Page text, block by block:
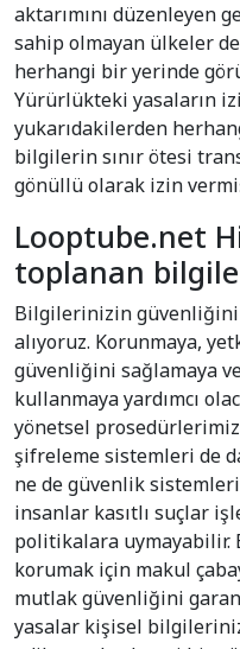
aktarımını düzenleyen
sahip olmayan ülkeler
herhangi bir yerinde
Yürürlükteki yasaların
yukarıdakilerden
bilgilerin sınır ötesi
gönüllü olarak izin
Looptube.net
toplanan
Bilgilerinizin
alıyoruz. Korunmaya,
güvenliğini sağlamaya
kullanmaya yardımcı
yönetsel
şifreleme sistemleri de
ne de güvenlik
insanlar kasıtlı suçlar
politikalara
korumak için makul
mutlak güvenliğini
yasalar kişisel